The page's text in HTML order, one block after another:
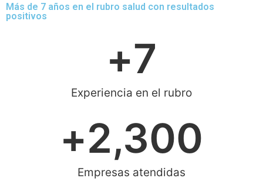
Más de 7 años en el rubro salud con resultados
positivos
Experiencia en el rubro
+7
Empresas atendidas
+2,300